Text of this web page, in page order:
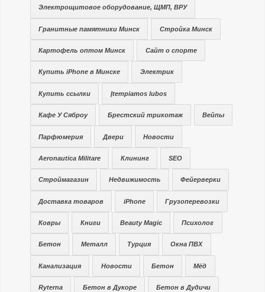
Электрощитовое оборудование, ЩМП, ВРУ
Гранитные памятники Минск Стройка Минск
Картофель оптом Минск Сайт о спорте
Купить iPhone в Минске Электрик
Купить ссылки Įtempiamos lubos
Кафе У Сяброу Брестский трикотаж Вейпы
Парфюмерия Двери Новости
Aeronautica Militare Клининг SEO
Строймагазин Недвижимость Фейерверки
Доставка товаров iPhone Грузоперевозки
Ковры Книги Beauty Magic Психолог
Бетон Металл Турция Окна ПВХ
Канализация Новости Бетон Мёд
Ryterna Бетон в Дукоре Бетон в Дудичи